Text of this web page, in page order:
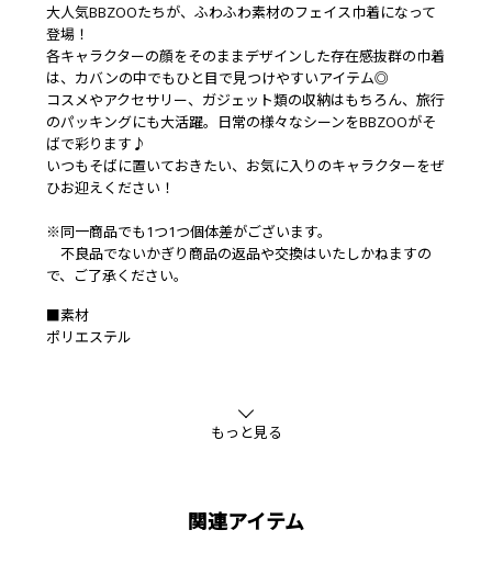
大人気BBZOOたちが、ふわふわ素材のフェイス巾着になって
登場！
各キャラクターの顔をそのままデザインした存在感抜群の巾着
は、カバンの中でもひと目で見つけやすいアイテム◎
コスメやアクセサリー、ガジェット類の収納はもちろん、旅行
のパッキングにも大活躍。日常の様々なシーンをBBZOOがそ
ばで彩ります♪
いつもそばに置いておきたい、お気に入りのキャラクターをぜ
ひお迎えください！
※同一商品でも1つ1つ個体差がございます。
不良品でないかぎり商品の返品や交換はいたしかねますの
で、ご了承ください。
■素材
ポリエステル
もっと見る
関連アイテム